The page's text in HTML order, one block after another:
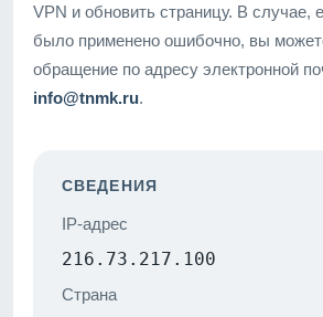
VPN и обновить страницу. В случае,
было применено ошибочно, вы
обращение по адресу электронной
info@tnmk.ru.
СВЕДЕНИЯ
IP-адрес
216.73.217.100
Страна